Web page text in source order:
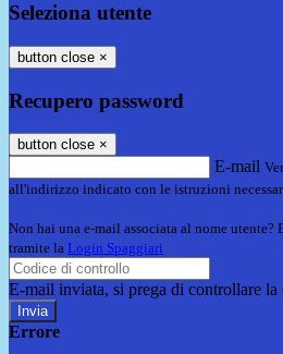
Seleziona utente
button close ×
Recupero password
button close ×
E-mail
all'indirizzo indicato con le istruzioni
Non hai una e-mail associata al nome utente?
tramite la Login Spaggiari
E-mail inviata, si prega di controllare la
Errore